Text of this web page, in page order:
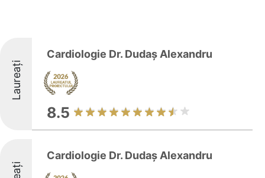
Laureați
Cardiologie Dr. Dudaș Alexandru
8.5
Cardiologie Dr. Dudaș Alexandru